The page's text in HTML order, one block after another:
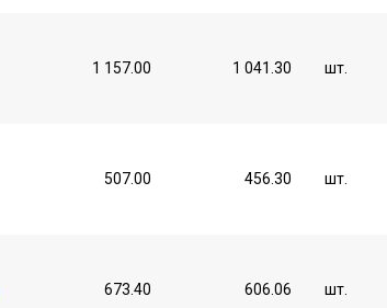
1 157.00 1 041.30 шт.
507.00 456.30 шт.
673.40 606.06 шт.